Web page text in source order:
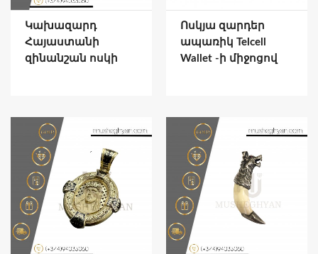
Կախազարդ
Հայաստանի
զինանշան ոսկի
Ոսկյա զարդեր
ապառիկ Telcell
Wallet -ի միջոցով